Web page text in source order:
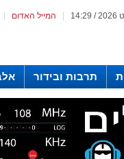
המייל האדום
תרבות ובידור
ירושלים